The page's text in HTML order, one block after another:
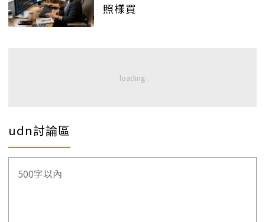
照樣買
udn討論區